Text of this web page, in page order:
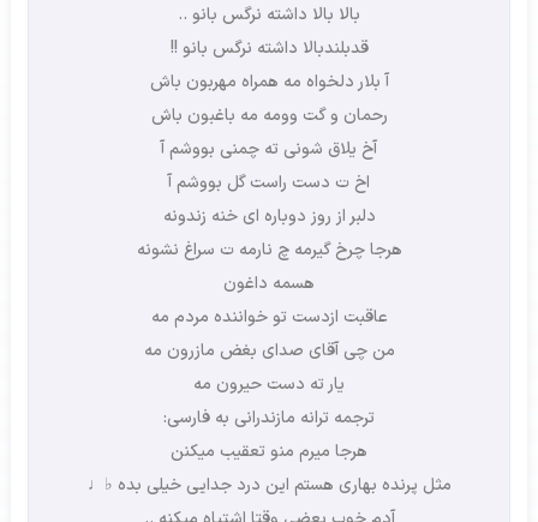
بالا بالا داشته نرگس بانو ..
قدبلندبالا داشته نرگس بانو !!
آ بلار دلخواه مه همراه مهربون باش
رحمان و گت وومه مه باغبون باش
آخ یلاق شونی ته چمنی بووشم آ
اخ ت دست راست گل بووشم آ
دلبر از روز دوباره ای خنه زندونه
هرجا چرخ گیرمه چ نارمه ت سراغ نشونه
هسمه داغون
عاقبت ازدست تو خواننده مردم مه
من چی آقای صدای بغض مازرون مه
یار ته دست حیرون مه
ترجمه ترانه مازندرانی به فارسی:
هرجا میرم منو تعقیب میکنن
مثل پرنده بهاری هستم این درد جدایی خیلی بده ♭♩